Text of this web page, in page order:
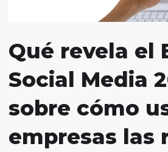
Qué revela el
Social Media
sobre cómo
empresas las